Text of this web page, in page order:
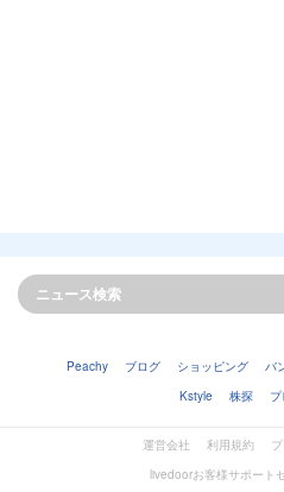
Peachy ブログ ショッピング バ
Kstyle
株探
運営会社 利用規約
livedoorお客様サポート